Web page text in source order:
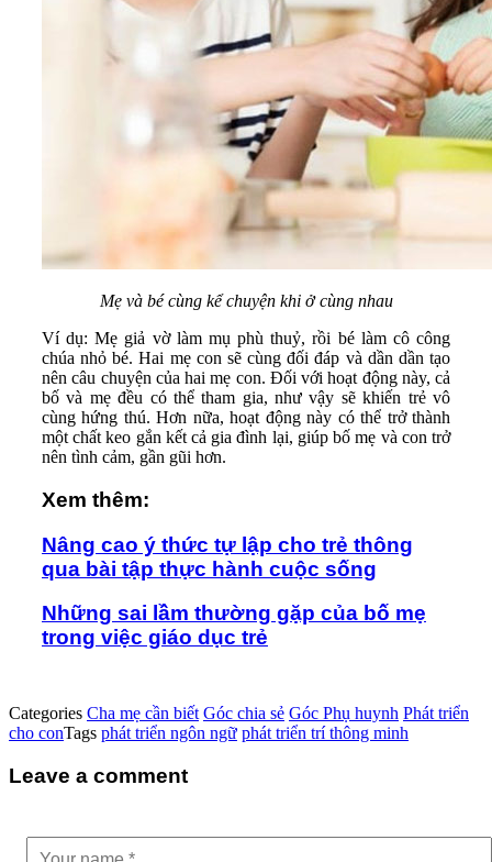
Mẹ và bé cùng kể chuyện khi ở cùng nhau
Ví dụ: Mẹ giả vờ làm mụ phù thuỷ, rồi bé làm cô công
chúa nhỏ bé. Hai mẹ con sẽ cùng đối đáp và dần dần tạo
nên câu chuyện của hai mẹ con. Đối với hoạt động này, cả
bố và mẹ đều có thể tham gia, như vậy sẽ khiến trẻ vô
cùng hứng thú. Hơn nữa, hoạt động này có thể trở thành
một chất keo gắn kết cả gia đình lại, giúp bố mẹ và con trở
nên tình cảm, gần gũi hơn.
Xem thêm:
Nâng cao ý thức tự lập cho trẻ thông
qua bài tập thực hành cuộc sống
Những sai lầm thường gặp của bố mẹ
trong việc giáo dục trẻ
Categories Cha mẹ cần biết Góc chia sẻ Góc Phụ huynh Phát triển
cho conTags phát triển ngôn ngữ phát triển trí thông minh
Leave a comment